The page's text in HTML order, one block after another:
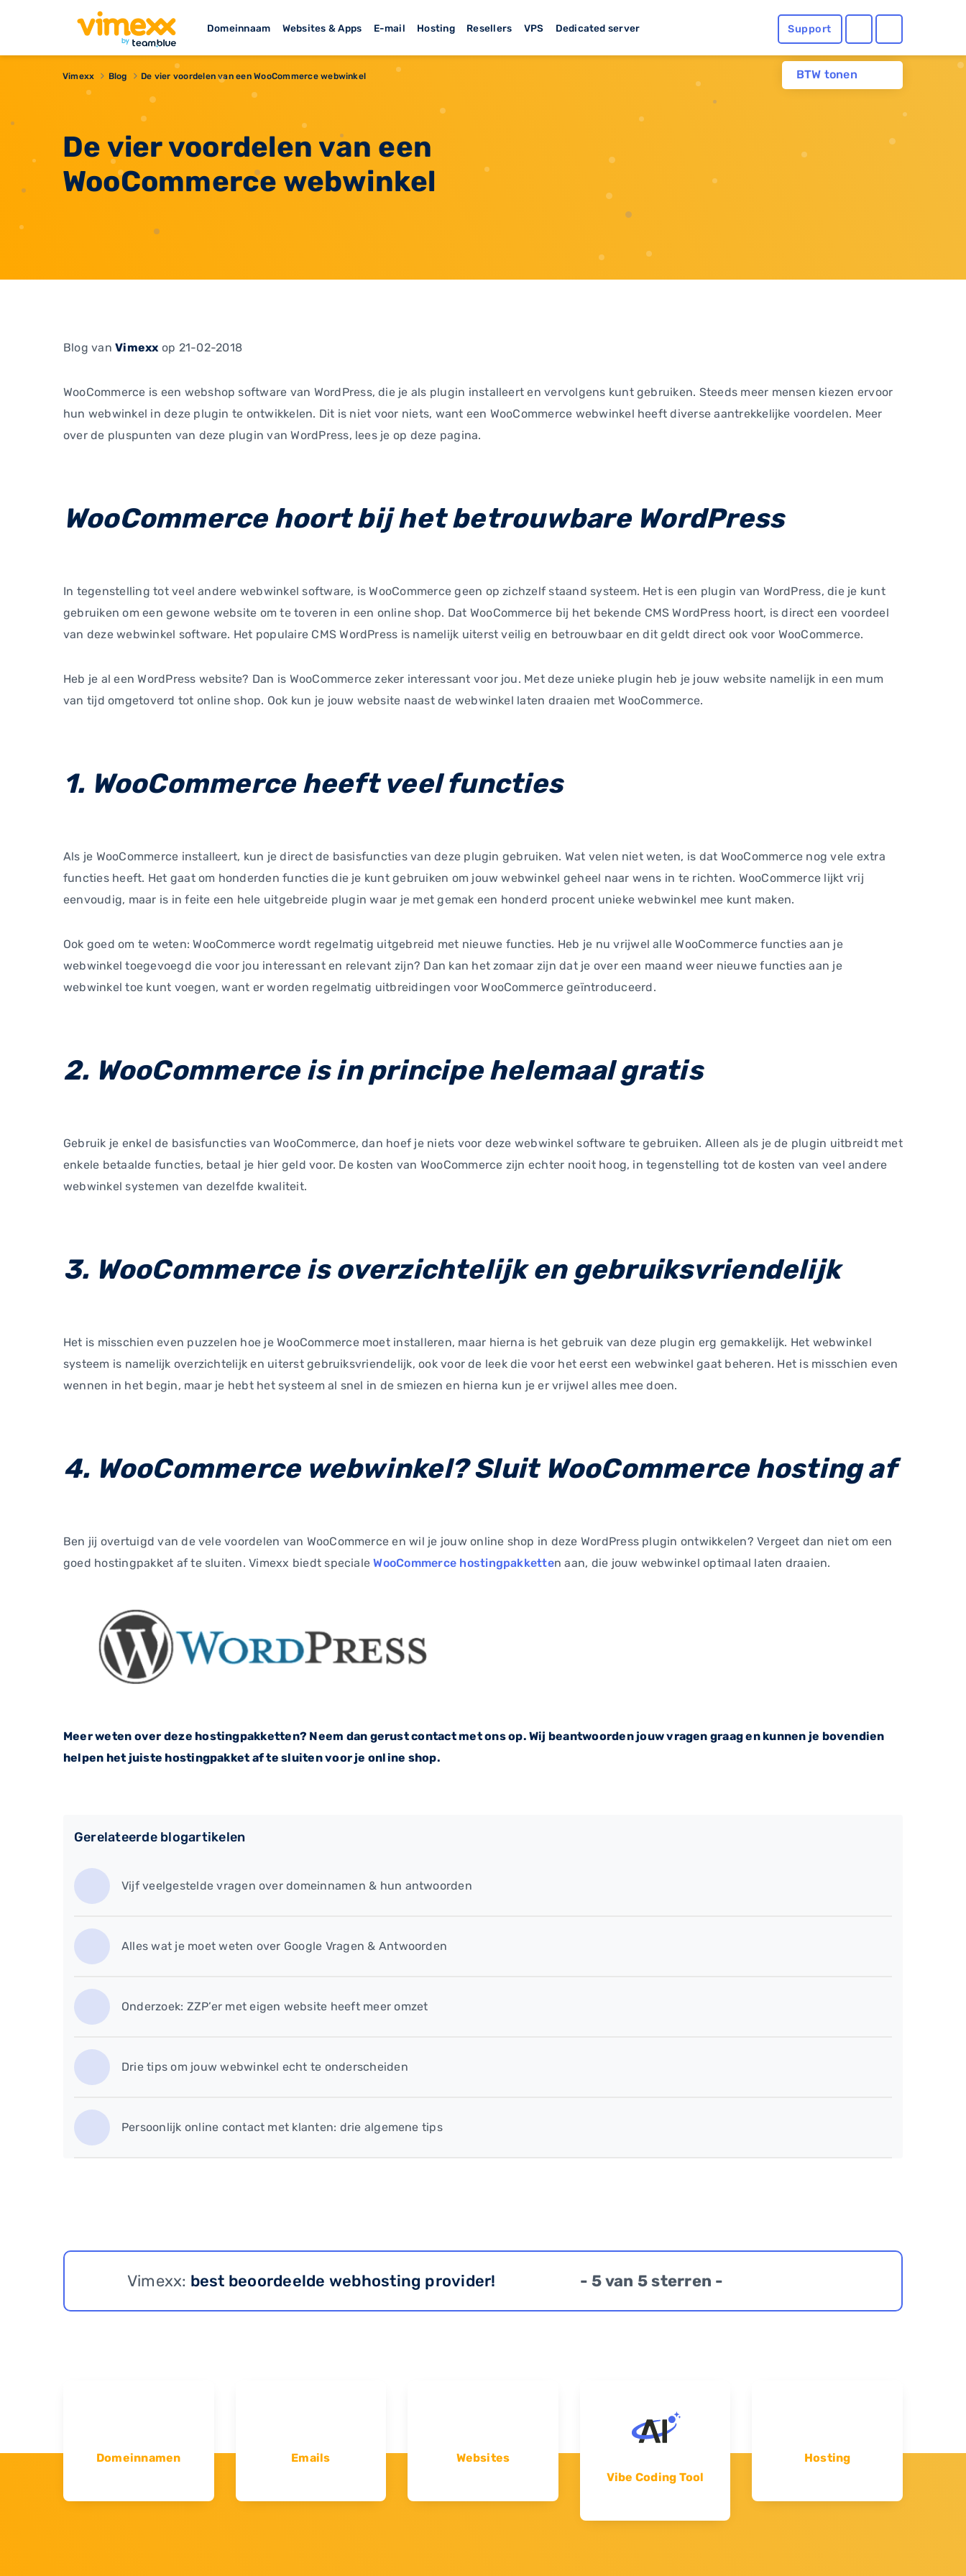
Domeinnaam Websites & Apps E-mail Hosting Resellers VPS Dedicated server Support
BTW tonen
Vimexx Blog De vier voordelen van een WooCommerce webwinkel
De vier voordelen van een
WooCommerce webwinkel
Blog vanVimexx op 21-02-2018
WooCommerce is een webshop software van WordPress, die je als plugin installeert en vervolgens kunt gebruiken. Steeds meer mensen kiezen ervoor
hun webwinkel in deze plugin te ontwikkelen. Dit is niet voor niets, want een WooCommerce webwinkel heeft diverse aantrekkelijke voordelen. Meer
over de pluspunten van deze plugin van WordPress, lees je op deze pagina.
WooCommerce hoort bij het betrouwbare WordPress
In tegenstelling tot veel andere webwinkel software, is WooCommerce geen op zichzelf staand systeem. Het is een plugin van WordPress, die je kunt
gebruiken om een gewone website om te toveren in een online shop. Dat WooCommerce bij het bekende CMS WordPress hoort, is direct een voordeel
van deze webwinkel software. Het populaire CMS WordPress is namelijk uiterst veilig en betrouwbaar en dit geldt direct ook voor WooCommerce.
Heb je al een WordPress website? Dan is WooCommerce zeker interessant voor jou. Met deze unieke plugin heb je jouw website namelijk in een mum
van tijd omgetoverd tot online shop. Ook kun je jouw website naast de webwinkel laten draaien met WooCommerce.
1. WooCommerce heeft veel functies
Als je WooCommerce installeert, kun je direct de basisfuncties van deze plugin gebruiken. Wat velen niet weten, is dat WooCommerce nog vele extra
functies heeft. Het gaat om honderden functies die je kunt gebruiken om jouw webwinkel geheel naar wens in te richten. WooCommerce lijkt vrij
eenvoudig, maar is in feite een hele uitgebreide plugin waar je met gemak een honderd procent unieke webwinkel mee kunt maken.
Ook goed om te weten: WooCommerce wordt regelmatig uitgebreid met nieuwe functies. Heb je nu vrijwel alle WooCommerce functies aan je
webwinkel toegevoegd die voor jou interessant en relevant zijn? Dan kan het zomaar zijn dat je over een maand weer nieuwe functies aan je
webwinkel toe kunt voegen, want er worden regelmatig uitbreidingen voor WooCommerce geïntroduceerd.
2. WooCommerce is in principe helemaal gratis
Gebruik je enkel de basisfuncties van WooCommerce, dan hoef je niets voor deze webwinkel software te gebruiken. Alleen als je de plugin uitbreidt met
enkele betaalde functies, betaal je hier geld voor. De kosten van WooCommerce zijn echter nooit hoog, in tegenstelling tot de kosten van veel andere
webwinkel systemen van dezelfde kwaliteit.
3. WooCommerce is overzichtelijk en gebruiksvriendelijk
Het is misschien even puzzelen hoe je WooCommerce moet installeren, maar hierna is het gebruik van deze plugin erg gemakkelijk. Het webwinkel
systeem is namelijk overzichtelijk en uiterst gebruiksvriendelijk, ook voor de leek die voor het eerst een webwinkel gaat beheren. Het is misschien even
wennen in het begin, maar je hebt het systeem al snel in de smiezen en hierna kun je er vrijwel alles mee doen.
4. WooCommerce webwinkel? Sluit WooCommerce hosting af
Ben jij overtuigd van de vele voordelen van WooCommerce en wil je jouw online shop in deze WordPress plugin ontwikkelen? Vergeet dan niet om een
goed hostingpakket af te sluiten. Vimexx biedt specialeWooCommerce hostingpakketten aan, die jouw webwinkel optimaal laten draaien.
Meer weten over deze hostingpakketten? Neem dan gerust contact met ons op. Wij beantwoorden jouw vragen graag en kunnen je bovendien
helpen het juiste hostingpakket af te sluiten voor je online shop.
Gerelateerde blogartikelen
Vijf veelgestelde vragen over domeinnamen & hun antwoorden
Alles wat je moet weten over Google Vragen & Antwoorden
Onderzoek: ZZP’er met eigen website heeft meer omzet
Drie tips om jouw webwinkel echt te onderscheiden
Persoonlijk online contact met klanten: drie algemene tips
Vimexx: best beoordeelde webhosting provider! - 5 van 5 sterren -
Domeinnamen Emails
Websites
Vibe Coding Tool
Hosting